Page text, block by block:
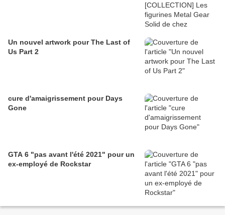
Un nouvel artwork pour The Last of
Us Part 2
cure d'amaigrissement pour Days
Gone
GTA 6 "pas avant l'été 2021" pour un
ex-employé de Rockstar